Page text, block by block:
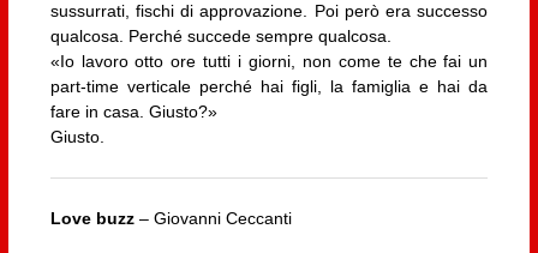
sussurrati, fischi di approvazione. Poi però era successo
qualcosa. Perché succede sempre qualcosa.
«Io lavoro otto ore tutti i giorni, non come te che fai un
part-time verticale perché hai figli, la famiglia e hai da
fare in casa. Giusto?»
Giusto.
Love buzz– Giovanni Ceccanti